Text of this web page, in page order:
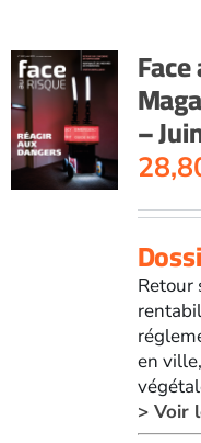
–
Retour
en
> Voir